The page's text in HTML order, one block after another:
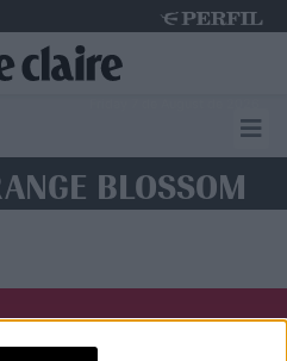
BLOSSOM